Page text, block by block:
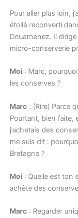
Pour aller plus loin,
étoilé reconverti
Douarnenez. Il
micro-conserverie
Moi : Marc,
les conserves ?
Marc : (Rire) Parce
Pourtant, bien faite,
j’achetais des
me suis dit :
Bretagne ?
Moi : Quelle est ton
achète des
Marc : Regarder